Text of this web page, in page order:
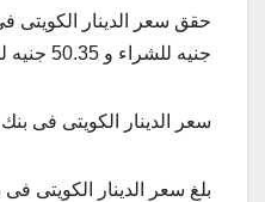
جنيه للشراء و 50.35 جنيه للبيع .
سعر الدينار الكويتى فى